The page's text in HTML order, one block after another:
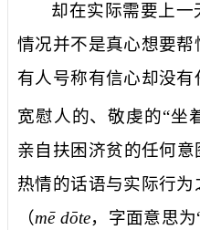
却在实际需要上一
情况并不是真心想要
有人号称有信心却没
宽慰人的、敬虔的“坐
亲自扶困济贫的任何意
热情的话语与实际行为
（mē dōte，字面意思为